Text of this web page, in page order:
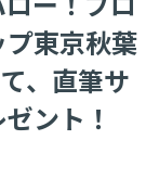
東京秋葉
、直筆サ
ント！